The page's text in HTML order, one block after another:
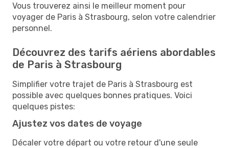
Vous trouverez ainsi le meilleur moment pour
voyager de Paris à Strasbourg, selon votre calendrier
personnel.
Découvrez des tarifs aériens abordables
de Paris à Strasbourg
Simplifier votre trajet de Paris à Strasbourg est
possible avec quelques bonnes pratiques. Voici
quelques pistes:
Ajustez vos dates de voyage
Décaler votre départ ou votre retour d'une seule